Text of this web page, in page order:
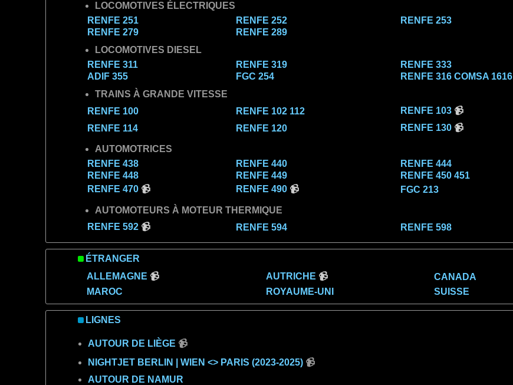
LOCOMOTIVES ÉLECTRIQUES
RENFE 251
RENFE 252 RENFE 253
RENFE 279
RENFE 289
LOCOMOTIVES DIESEL
RENFE 311
RENFE 319 RENFE 333
ADIF 355
FGC 254 RENFE 316 COMSA 1616
TRAINS À GRANDE VITESSE
RENFE 100
RENFE 102 112 RENFE 103📹
RENFE 114
RENFE 120 RENFE 130📹
AUTOMOTRICES
RENFE 438
RENFE 440 RENFE 444
RENFE 448
RENFE 449 RENFE 450 451
RENFE 470📹 RENFE 490📹 FGC 213
AUTOMOTEURS À MOTEUR THERMIQUE
RENFE 592📹 RENFE 594 RENFE 598
ÉTRANGER
ALLEMAGNE 📹 AUTRICHE 📹 CANADA
MAROC
ROYAUME-UNI SUISSE
LIGNES
AUTOUR DE LIÈGE 📹
NIGHTJET BERLIN | WIEN <> PARIS (2023-2025)📹
AUTOUR DE NAMUR